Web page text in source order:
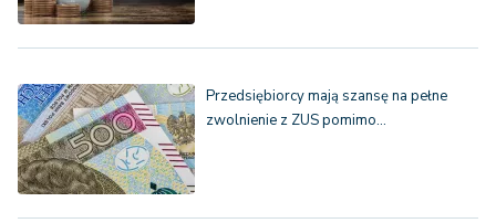
Przedsiębiorcy mają szansę na pełne
zwolnienie z ZUS pomimo…